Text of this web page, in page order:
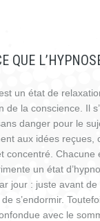
QUE
un état de
de la conscience. Il
danger pour le
aux idées reçues,
concentré. Chacune
un état
jour : juste avant
s’endormir.
avec le